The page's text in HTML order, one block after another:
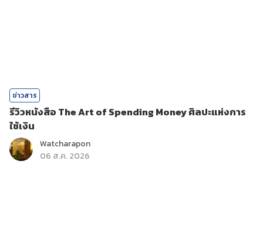
ข่าวสาร
รีวิวหนังสือ The Art of Spending Money ศิลปะแห่งการ
ใช้เงิน
Watcharapon
06 ส.ค. 2026